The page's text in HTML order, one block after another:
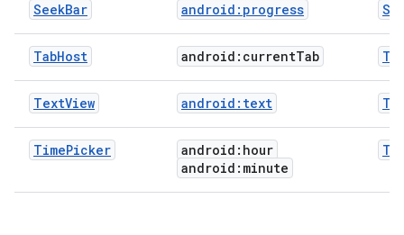
SeekBar android:progress
TabHost android:currentTab
TextView android:text
TimePicker
android:hour
android:minute